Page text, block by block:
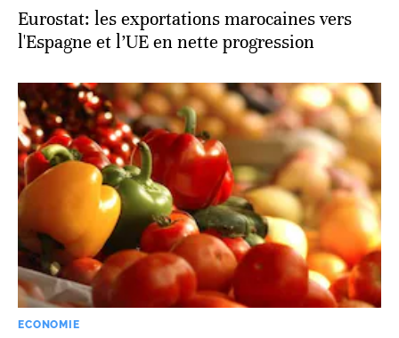
Eurostat: les exportations marocaines vers
l'Espagne et l’UE en nette progression
ECONOMIE